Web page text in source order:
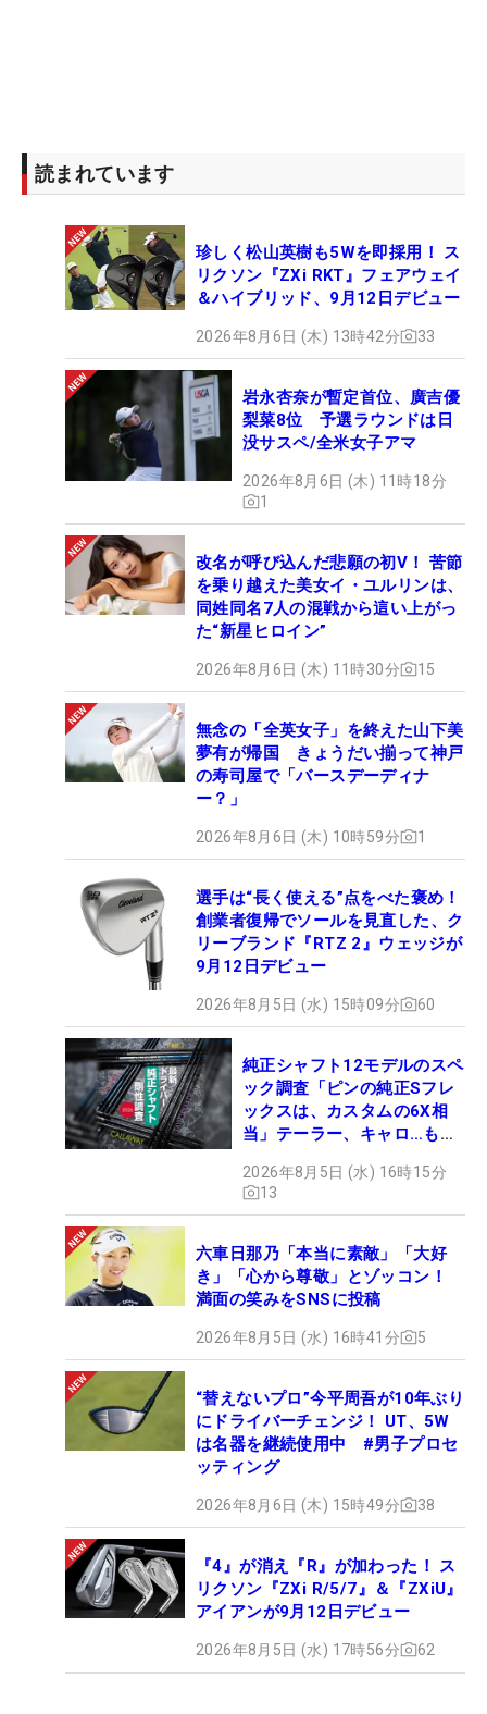
読まれています
珍しく松山英樹も5Wを即採用！ ス
リクソン『ZXi RKT』フェアウェイ
＆ハイブリッド、9月12日デビュー
2026年8月6日 (木) 13時42分 33
岩永杏奈が暫定首位、廣吉優
梨菜8位 予選ラウンドは日
没サスペ/全米女子アマ
2026年8月6日 (木) 11時18分
1
改名が呼び込んだ悲願の初V！ 苦節
を乗り越えた美女イ・ユルリンは、
同姓同名7人の混戦から這い上がっ
た“新星ヒロイン”
2026年8月6日 (木) 11時30分 15
無念の「全英女子」を終えた山下美
夢有が帰国 きょうだい揃って神戸
の寿司屋で「バースデーディナ
ー？」
2026年8月6日 (木) 10時59分 1
選手は“長く使える”点をべた褒め！
創業者復帰でソールを見直した、ク
リーブランド『RTZ 2』ウェッジが
9月12日デビュー
2026年8月5日 (水) 15時09分 60
純正シャフト12モデルのスペ
ック調査「ピンの純正Sフレ
ックスは、カスタムの6X相
当」テーラー、キャロ…もチ
2026年8月5日 (水) 16時15分
13
六車日那乃「本当に素敵」「大好
き」「心から尊敬」とゾッコン！
満面の笑みをSNSに投稿
2026年8月5日 (水) 16時41分 5
“替えないプロ”今平周吾が10年ぶり
にドライバーチェンジ！ UT、5W
は名器を継続使用中 #男子プロセ
ッティング
2026年8月6日 (木) 15時49分 38
『4』が消え『R』が加わった！ ス
リクソン『ZXi R/5/7』＆『ZXiU』
アイアンが9月12日デビュー
2026年8月5日 (水) 17時56分 62